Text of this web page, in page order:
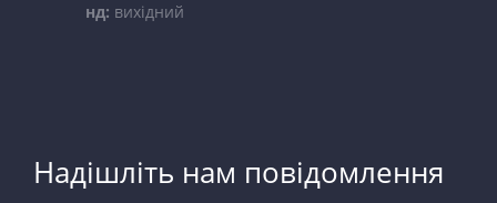
нд: вихідний
Надішліть нам повідомлення